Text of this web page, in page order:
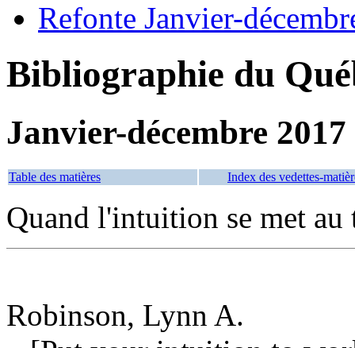
Refonte Janvier-
Bibliographie du
Janvier-décembre 2017
Table des matières Index des vedettes-
Quand l'intuition se met au
Robinson, Lynn A.